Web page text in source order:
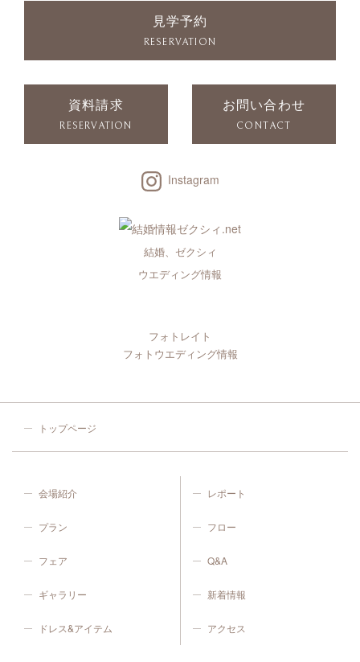
見学予約
RESERVATION
資料請求
RESERVATION
お問い合わせ
CONTACT
Instagram
結婚、ゼクシィ
ウエディング情報
フォトレイト
フォトウエディング情報
トップページ
会場紹介
プラン
フェア
ギャラリー
ドレス&アイテム
レポート
フロー
Q&A
新着情報
アクセス